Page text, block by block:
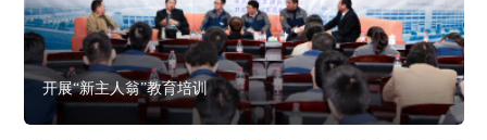
开展“新主人翁”教育培训